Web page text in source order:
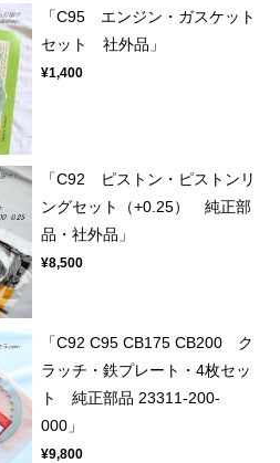
「C95 エンジン・ガスケット
セット 社外品」
¥1,400
「C92 ピストン・ピストンリ
ングセット（+0.25） 純正部
品・社外品」
¥8,500
「C92 C95 CB175 CB200 ク
ラッチ・鉄プレート・4枚セッ
ト 純正部品 23311-200-
000」
¥9,800